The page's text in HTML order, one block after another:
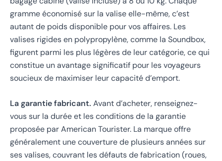
gramme économisé sur la valise elle-même, c’est
autant de poids disponible pour vos affaires. Les
valises rigides en polypropylène, comme la Soundbox,
figurent parmi les plus légères de leur catégorie, ce qui
constitue un avantage significatif pour les voyageurs
soucieux de maximiser leur capacité d’emport.
La garantie fabricant. Avant d’acheter, renseignez-
vous sur la durée et les conditions de la garantie
proposée par American Tourister. La marque offre
généralement une couverture de plusieurs années sur
ses valises, couvrant les défauts de fabrication (roues,